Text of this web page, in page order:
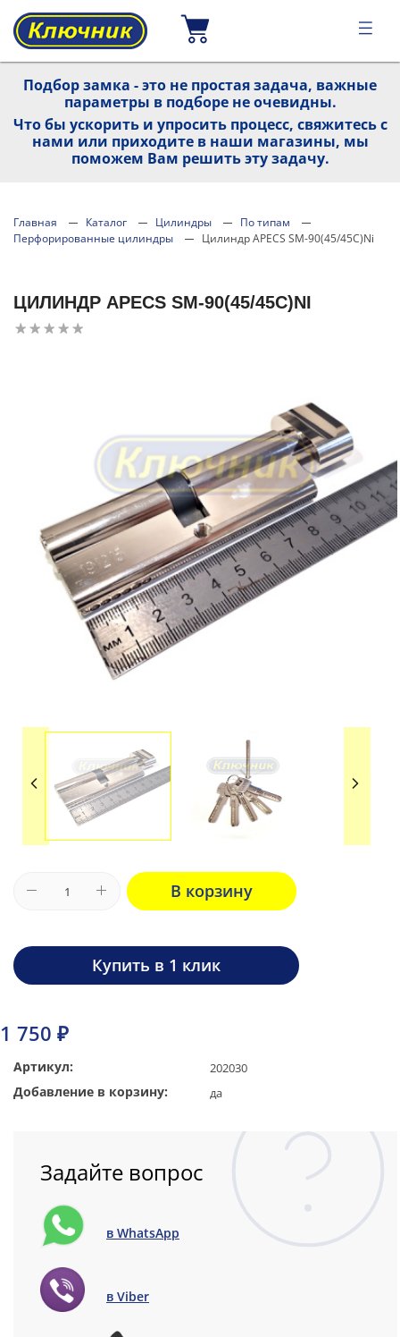
Подбор замка - это не простая задача, важные
параметры в подборе не очевидны.
Что бы ускорить и упросить процесс, свяжитесь с
нами или приходите в наши магазины, мы
поможем Вам решить эту задачу.
Главная Каталог Цилиндры
По типам
Перфорированные цилиндры
Цилиндр APECS SM-90(45/45C)Ni
ЦИЛИНДР APECS SM-90(45/45C)NI
Артикул: 202030
Добавление в корзину: да
1 750 ₽
В корзину
Купить в 1 клик
Задайте вопрос
в WhatsApp
в Viber